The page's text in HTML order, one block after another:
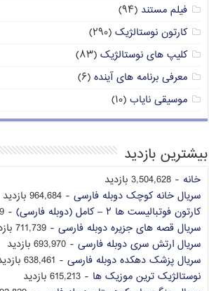
فیلم مستند (۹۴)
کارتون نوستالژیک (۲۹۰)
کلیپ های نوستالژیک (۸۳)
معرفی برنامه های آینده (۶)
موسیقی نایاب (۱۰)
بیشترین بازدید
خانه - 3,504,628 بازدید
سریال خانه کوچک دوبله فارسی - 964,684 بازدید
کارتون فوتبالیست ها ۲ – کامل (دوبله فارسی)
- 834,319 بازدید
سریال قصه های جزیره دوبله فارسی - 711,739 بازدید
سریال ارتش سری دوبله فارسی - 693,970 بازدید
سریال پزشک دهکده دوبله فارسی - 638,461 بازدید
نوستالژیک ترین موزیک ها - 615,213 بازدید